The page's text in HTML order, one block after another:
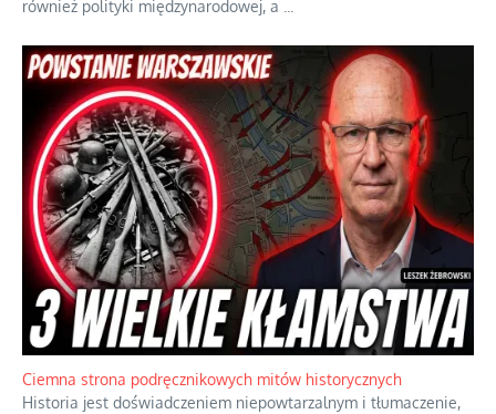
również polityki międzynarodowej, a
Ciemna strona podręcznikowych mitów historycznych
Historia jest doświadczeniem niepowtarzalnym i tłumaczenie,